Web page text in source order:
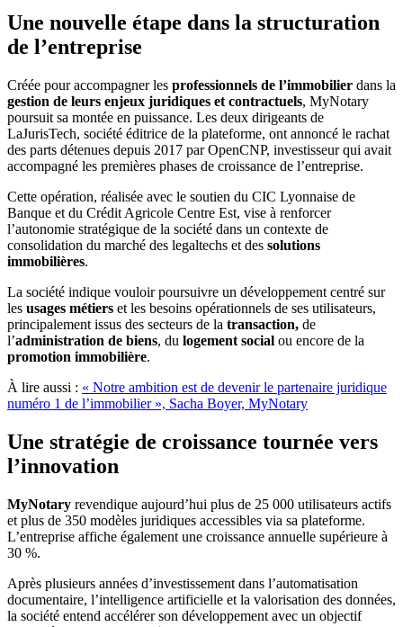
Une nouvelle étape dans la structuration
de l’entreprise
Créée pour accompagner les professionnels de l’immobilier dans la
gestion de leurs enjeux juridiques et contractuels, MyNotary
poursuit sa montée en puissance. Les deux dirigeants de
LaJurisTech, société éditrice de la plateforme, ont annoncé le rachat
des parts détenues depuis 2017 par OpenCNP, investisseur qui avait
accompagné les premières phases de croissance de l’entreprise.
Cette opération, réalisée avec le soutien du CIC Lyonnaise de
Banque et du Crédit Agricole Centre Est, vise à renforcer
l’autonomie stratégique de la société dans un contexte de
consolidation du marché des legaltechs et des solutions
immobilières.
La société indique vouloir poursuivre un développement centré sur
les usages métiers et les besoins opérationnels de ses utilisateurs,
principalement issus des secteurs de la transaction, de
l’administration de biens, du logement social ou encore de la
promotion immobilière.
À lire aussi : « Notre ambition est de devenir le partenaire juridique
numéro 1 de l’immobilier », Sacha Boyer, MyNotary
Une stratégie de croissance tournée vers
l’innovation
MyNotary revendique aujourd’hui plus de 25 000 utilisateurs actifs
et plus de 350 modèles juridiques accessibles via sa plateforme.
L’entreprise affiche également une croissance annuelle supérieure à
30 %.
Après plusieurs années d’investissement dans l’automatisation
documentaire, l’intelligence artificielle et la valorisation des données,
la société entend accélérer son développement avec un objectif